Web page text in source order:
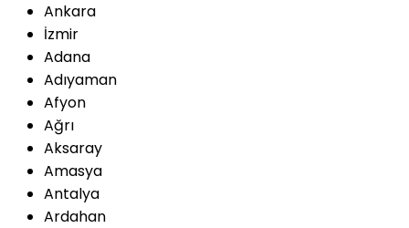
Ankara
İzmir
Adana
Adıyaman
Afyon
Ağrı
Aksaray
Amasya
Antalya
Ardahan